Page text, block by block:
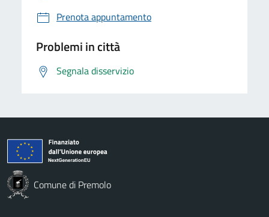
Prenota appuntamento
Problemi in città
Segnala disservizio
Comune di Premolo